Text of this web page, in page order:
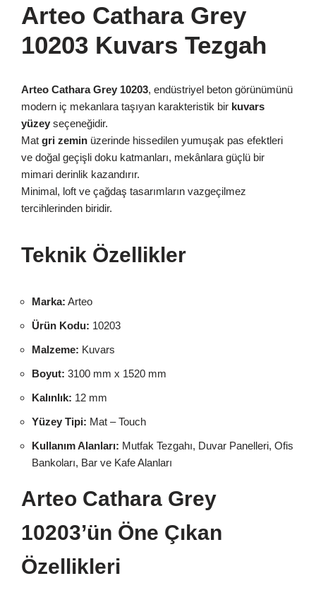
Arteo Cathara Grey
10203 Kuvars Tezgah
Arteo Cathara Grey 10203, endüstriyel beton görünümünü
modern iç mekanlara taşıyan karakteristik bir kuvars
yüzey seçeneğidir.
Mat gri zemin üzerinde hissedilen yumuşak pas efektleri
ve doğal geçişli doku katmanları, mekânlara güçlü bir
mimari derinlik kazandırır.
Minimal, loft ve çağdaş tasarımların vazgeçilmez
tercihlerinden biridir.
Teknik Özellikler
Marka: Arteo
Ürün Kodu: 10203
Malzeme: Kuvars
Boyut: 3100 mm x 1520 mm
Kalınlık: 12 mm
Yüzey Tipi: Mat – Touch
Kullanım Alanları: Mutfak Tezgahı, Duvar Panelleri, Ofis
Bankoları, Bar ve Kafe Alanları
Arteo Cathara Grey
10203’ün Öne Çıkan
Özellikleri